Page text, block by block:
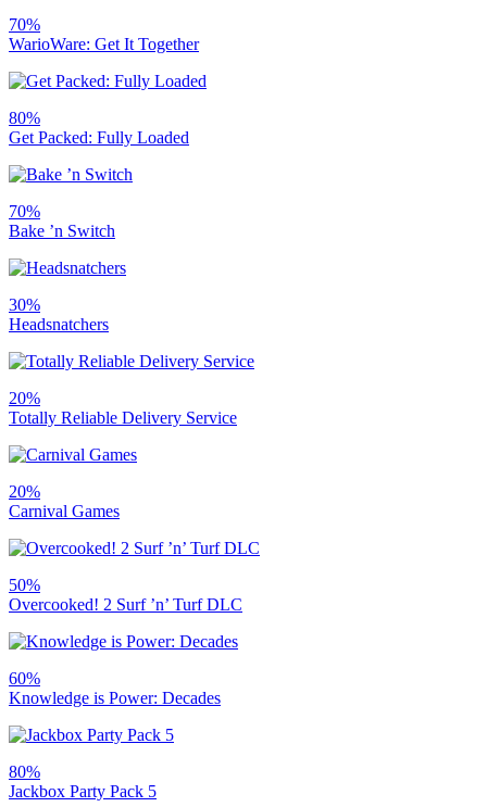
70%
WarioWare: Get It Together
80%
Get Packed: Fully Loaded
70%
Bake ’n Switch
30%
Headsnatchers
20%
Totally Reliable Delivery Service
20%
Carnival Games
50%
Overcooked! 2 Surf ’n’ Turf DLC
60%
Knowledge is Power: Decades
80%
Jackbox Party Pack 5